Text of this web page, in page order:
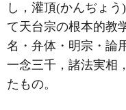
し，灌頂(かんぢょ
て天台宗の根本的教
名・弁体・明宗・論
一念三千，諸法実相
たもの。